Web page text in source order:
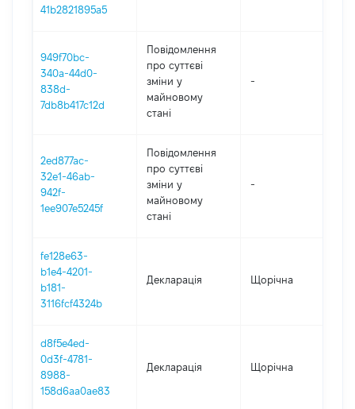
41b2821895a5
949f70bc-
340a-44d0-
838d-
7db8b417c12d
Повідомлення
про суттєві
зміни y
майновому
стані
-
2ed877ac-
32e1-46ab-
942f-
1ee907e5245f
Повідомлення
про суттєві
зміни y
майновому
стані
-
fe128e63-
b1e4-4201-
b181-
3116fcf4324b
Декларація Щорічна
d8f5e4ed-
0d3f-4781-
8988-
158d6aa0ae83
Декларація Щорічна